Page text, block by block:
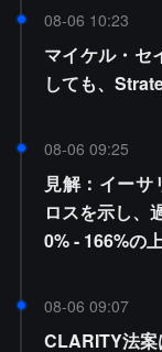
08-06 10:23
マイケル・セ
しても、
08-06 09:25
見解：イー
ロスを示し、
0% - 166%の
08-06 09:07
CLARITY法案